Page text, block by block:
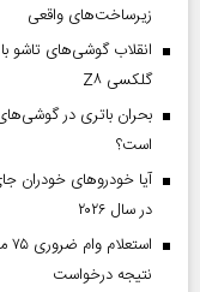
زیرساخت‌های واقعی
انقلاب گوشی‌های تاشو‌
گلکسی Z۸
است؟
آیا خودروهای خودران
در سال ۲۰۲۶
نتیجه درخواست